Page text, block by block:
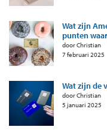
Wat zijn
punten
door Christian
7 februari 2025
Wat zijn de
door Christian
5 januari 2025